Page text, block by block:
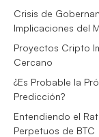
Crisis de
Implicaciones del
Proyectos Cripto
Cercano
¿Es Probable la
Predicción?
Entendiendo el
Perpetuos de BTC